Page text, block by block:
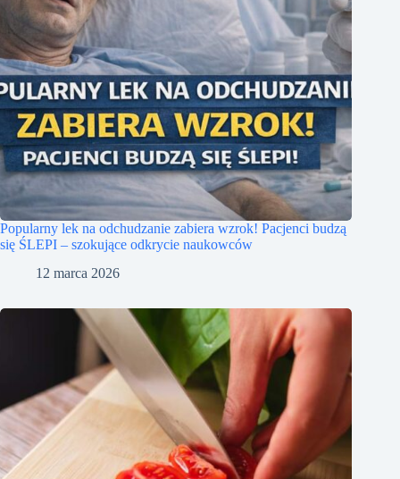
Popularny lek na odchudzanie zabiera wzrok! Pacjenci budzą
się ŚLEPI – szokujące odkrycie naukowców
12 marca 2026